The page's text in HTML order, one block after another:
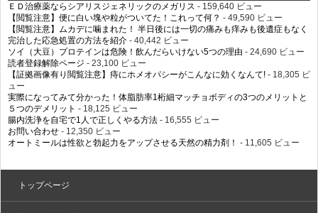
ＥＤ治療薬ならシアリスジェネリックのメガリス - 159,640 ビュー
【閲覧注意】便に白い塊や粒がついてた！これって何？ - 49,590 ビュー
【閲覧注意】ムカデに噛まれた！ 半日後には一切の痛みも痒みも後遺症もなく
完治した応急処置の方法を紹介 - 40,442 ビュー
ソイ（大豆）プロテインは危険！飲んだらいけない5つの理由 - 24,690 ビュー
読者登録解除ページ - 23,100 ビュー
【証拠画像有り閲覧注意】痔にホメオパシーがこんなに効くなんて! - 18,305 ビ
ュー
実際になってみて分かった！体脂肪率1桁細マッチョボディの3つのメリットと
５つのデメリット - 18,125 ビュー
腸内洗浄を自宅で1人で正しくやる方法 - 16,555 ビュー
お問い合わせ - 12,350 ビュー
オートミールは性欲と勃起力をアップさせる天然の精力剤！ - 11,605 ビュー
トップページ